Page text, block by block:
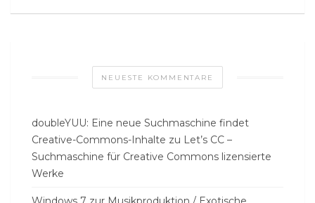
NEUESTE KOMMENTARE
doubleYUU: Eine neue Suchmaschine findet
Creative-Commons-Inhalte zu Let’s CC –
Suchmaschine für Creative Commons lizensierte
Werke